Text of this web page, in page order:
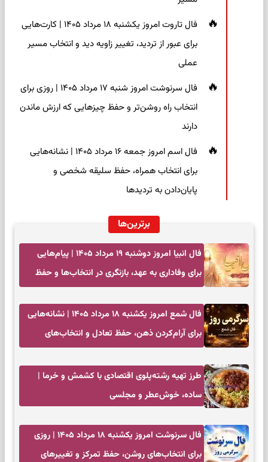
فال تاروت امروز یکشنبه ۱۸ مرداد ۱۴۰۵ | کارت‌هایی
برای عبور از تردید، تغییر زاویه دید و انتخاب مسیر
عملی
فال سرنوشت امروز شنبه ۱۷ مرداد ۱۴۰۵ | روزی برای
انتخاب راه روشن‌تر و حفظ چیزهایی که ارزش ماندن
دارند
فال اسم امروز جمعه ۱۶ مرداد ۱۴۰۵ | نشانه‌هایی
برای انتخاب همراه، حفظ سلیقه شخصی و
پایان‌دادن به تردیدها
برترین‌ها
فال انبیا امروز دوشنبه ۱۹ مرداد ۱۴۰۵ | پیام‌هایی
برای وفاداری به عهد، بازنگری در انتخاب‌ها و حفظ
فال شمع امروز یکشنبه ۱۸ مرداد ۱۴۰۵ | نشانه‌هایی
برای آرام‌کردن ذهن، حفظ تعادل و انتخاب‌های
طرز تهیه رشته‌پلوی اقتصادی با کشمش و خرما |
ساده، خوش‌عطر و مجلسی
فال سرنوشت امروز یکشنبه ۱۸ مرداد ۱۴۰۵ | روزی
برای انتخاب‌های روشن، حفظ تمرکز و تغییرهای